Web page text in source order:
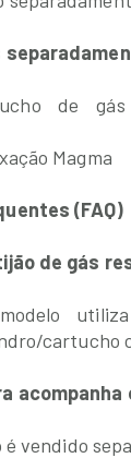
de
Magma
(FAQ)
de gás
cartucho
acompanha
é vendido